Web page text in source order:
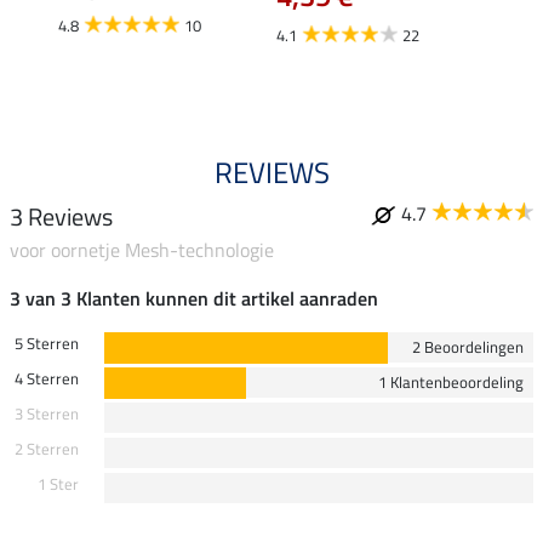
4.8 10 4.1 22
REVIEWS
3 Reviews
4.7
voor oornetje Mesh-technologie
3 van 3 Klanten kunnen dit artikel aanraden
5 Sterren
2 Beoordelingen
4 Sterren
1 Klantenbeoordeling
3 Sterren
2 Sterren
1 Ster